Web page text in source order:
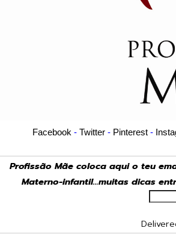
Facebook - Twitter - Pinterest -
Profissão Mãe coloca aqui o teu
Materno-infantil...muitas dicas